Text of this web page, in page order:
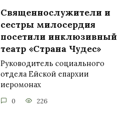
Священнослужители и
сестры милосердия
посетили инклюзивный
театр «Страна Чудес»
Руководитель социального
отдела Ейской епархии
иеромонах
0 226